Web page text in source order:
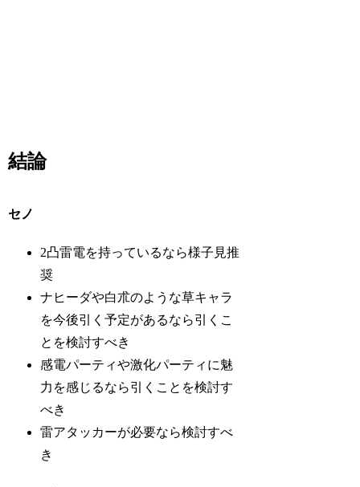
結論
セノ
2凸雷電を持っているなら様子見推
奨
ナヒーダや白朮のような草キャラ
を今後引く予定があるなら引くこ
とを検討すべき
感電パーティや激化パーティに魅
力を感じるなら引くことを検討す
べき
雷アタッカーが必要なら検討すべ
き